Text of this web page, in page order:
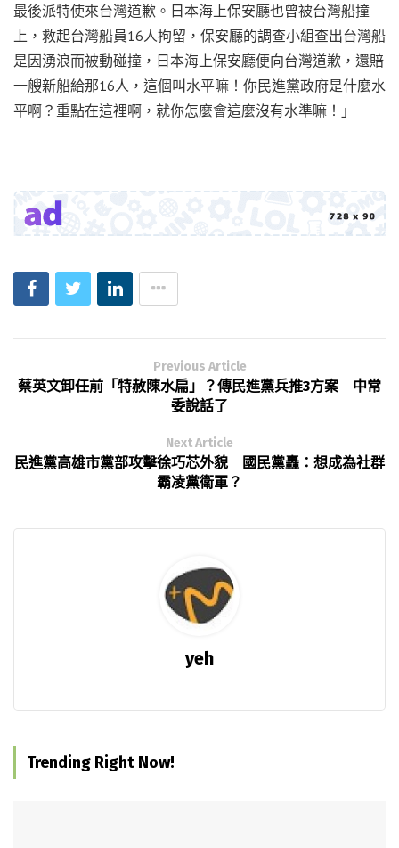
最後派特使來台灣道歉。日本海上保安廳也曾被台灣船撞
上，救起台灣船員16人拘留，保安廳的調查小組查出台灣船
是因湧浪而被動碰撞，日本海上保安廳便向台灣道歉，還賠
一艘新船給那16人，這個叫水平嘛！你民進黨政府是什麼水
平啊？重點在這裡啊，就你怎麼會這麼沒有水準嘛！」
Previous Article
蔡英文卸任前「特赦陳水扁」？傳民進黨兵推3方案 中常
委說話了
Next Article
民進黨高雄市黨部攻擊徐巧芯外貌 國民黨轟：想成為社群
霸凌黨衛軍？
yeh
Trending Right Now!